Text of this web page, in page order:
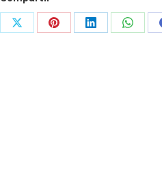
Share
Share
Share
Share